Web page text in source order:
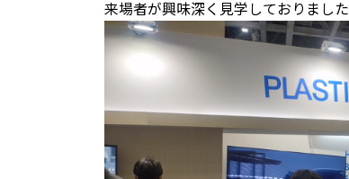
来場者が興味深く見学しておりました